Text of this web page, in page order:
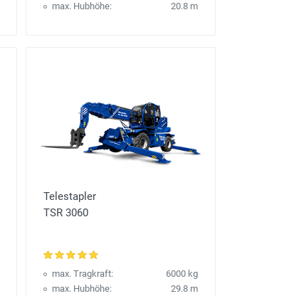
max. Hubhöhe:
20.8 m
Telestapler
TSR 3060
max. Tragkraft:
6000 kg
max. Hubhöhe:
29.8 m